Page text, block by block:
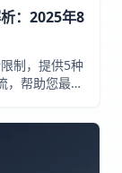
：2025年8
制，提供5种
，帮助您最大